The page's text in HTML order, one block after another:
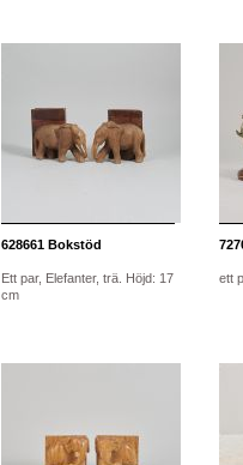
628661 Bokstöd
Ett par, Elefanter, trä. Höjd: 17
cm
ett